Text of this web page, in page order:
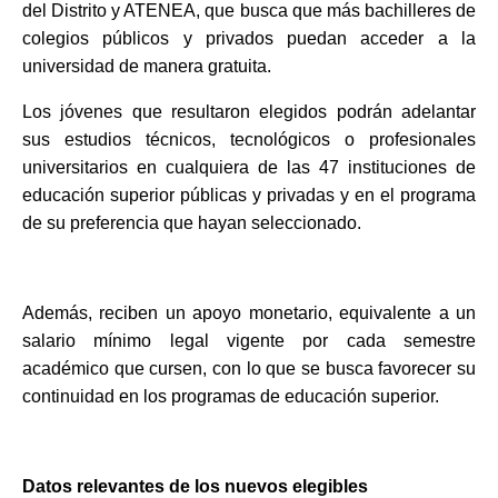
del Distrito y ATENEA, que busca que más bachilleres de
colegios públicos y privados puedan acceder a la
universidad de manera gratuita.
Los jóvenes que resultaron elegidos podrán adelantar
sus estudios técnicos, tecnológicos o profesionales
universitarios en cualquiera de las 47 instituciones de
educación superior públicas y privadas y en el programa
de su preferencia que hayan seleccionado.
Además, reciben un apoyo monetario, equivalente a un
salario mínimo legal vigente por cada semestre
académico que cursen, con lo que se busca favorecer su
continuidad en los programas de educación superior.
Datos relevantes de los nuevos elegibles